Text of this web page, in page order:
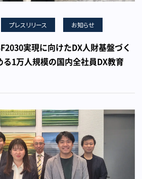
プレスリリース お知らせ
実現に向けたDX人財基盤づく
る1万人規模の国内全社員DX教育